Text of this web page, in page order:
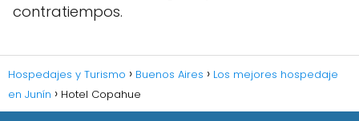
contratiempos.
Hospedajes y Turismo Buenos Aires
Los mejores hospedaje
en Junín
Hotel Copahue